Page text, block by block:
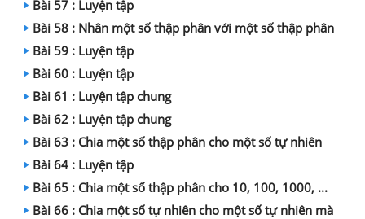
Bài 57 : Luyện tập
Bài 58 : Nhân một số thập phân với một số thập phân
Bài 59 : Luyện tập
Bài 60 : Luyện tập
Bài 61 : Luyện tập chung
Bài 62 : Luyện tập chung
Bài 63 : Chia một số thập phân cho một số tự nhiên
Bài 64 : Luyện tập
Bài 65 : Chia một số thập phân cho 10, 100, 1000, ...
Bài 66 : Chia một số tự nhiên cho một số tự nhiên mà